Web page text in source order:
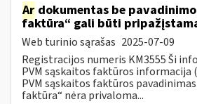
Ar dokumentas be pavadinimo
faktūra“ gali būti
Web turinio sąrašas 2025-07-09
Registracijos numeris KM3555 Ši
PVM sąskaitos faktūros informacija
PVM sąskaitos faktūros
faktūra“ nėra privaloma...